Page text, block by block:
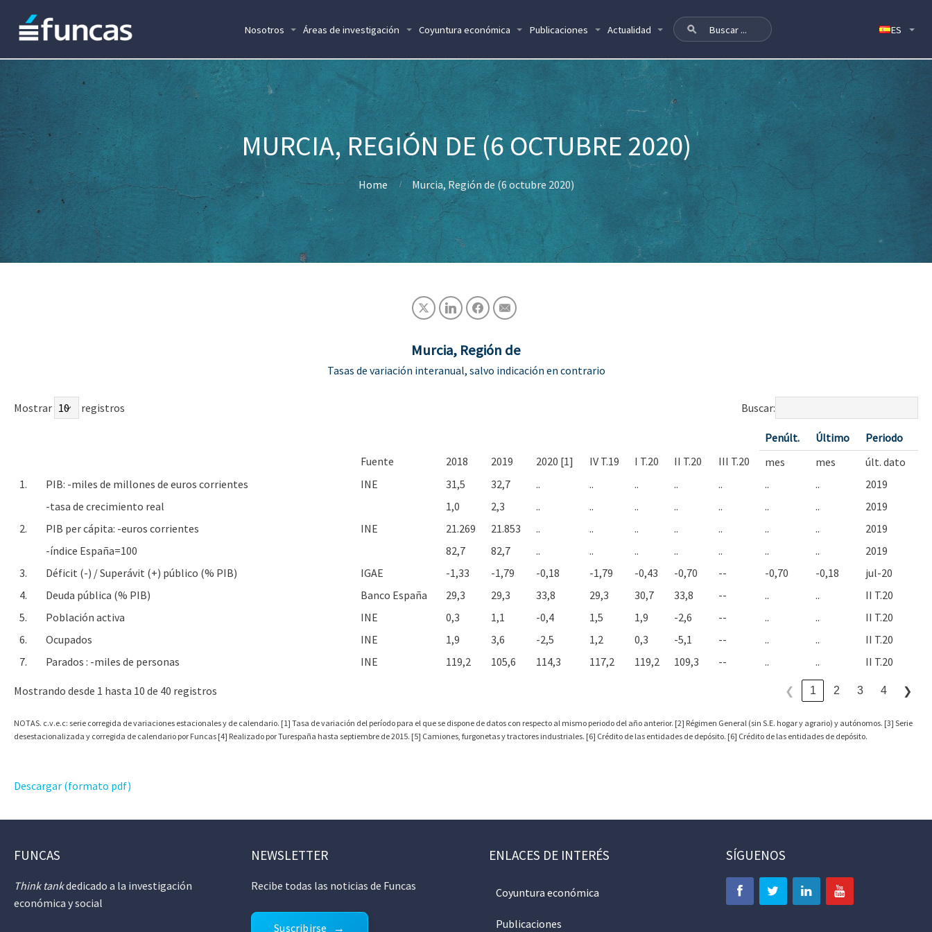
Nosotros Áreas de investigación Coyuntura económica Publicaciones Actualidad
MURCIA, REGIÓN DE (6 OCTUBRE 2020)
Home Murcia, Región de (6 octubre 2020)
Murcia, Región de
Tasas de variación interanual, salvo indicación en contrario
Mostrar registros Buscar:
Penúlt. Último
Periodo
Fuente
2018 2019 2020 [1] IV T.19 I T.20 II T.20 III T.20 mes mes
últ. dato
1.
PIB: -miles de millones de euros corrientes INE 31,5 32,7 .. .. .. .. .. .. ..
2019
-tasa de crecimiento real
1,0 2,3 .. .. .. .. .. .. ..
2019
2.
PIB per cápita: -euros corrientes INE 21.269 21.853 .. .. .. .. .. .. ..
2019
-índice España=100
82,7 82,7 .. .. .. .. .. .. ..
2019
3.
Déficit (-) / Superávit (+) público (% PIB) IGAE -1,33 -1,79 -0,18 -1,79 -0,43 -0,70 -- -0,70 -0,18
jul-20
4.
Deuda pública (% PIB) Banco España 29,3 29,3 33,8 29,3 30,7 33,8 -- .. ..
II T.20
5.
Población activa INE 0,3 1,1 -0,4 1,5 1,9 -2,6 -- .. ..
II T.20
6.
Ocupados INE 1,9 3,6 -2,5 1,2 0,3 -5,1 -- .. ..
II T.20
7.
Parados : -miles de personas INE 119,2 105,6 114,3 117,2 119,2 109,3 -- .. .. II T.20
Mostrando desde 1 hasta 10 de 40 registros ❮ 1 2 3 4 ❯
NOTAS. c.v.e.c: serie corregida de variaciones estacionales y de calendario. [1] Tasa de variación del período para el que se dispone de datos con respecto al mismo periodo del año anterior. [2] Régimen General (sin S.E. hogar y agrario) y autónomos. [3] Serie
desestacionalizada y corregida de calendario por Funcas [4] Realizado por Turespaña hasta septiembre de 2015. [5] Camiones, furgonetas y tractores industriales. [6] Crédito de las entidades de depósito. [6] Crédito de las entidades de depósito.
Descargar (formato pdf)
FUNCAS
Think tankdedicado a la investigación
económica y social
NEWSLETTER
Recibe todas las noticias de Funcas
Suscribirse
ENLACES DE INTERÉS
Coyuntura económica
Publicaciones
SÍGUENOS